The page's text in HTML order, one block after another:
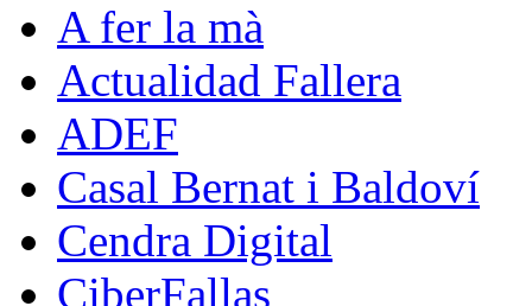
A fer la mà
Actualidad Fallera
ADEF
Casal Bernat i Baldoví
Cendra Digital
CiberFallas